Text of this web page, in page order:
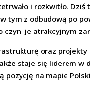
i rozkwitło.
tym z odbudową po
czyni je atrakcyjnym
oraz
staje się liderem w
na mapie